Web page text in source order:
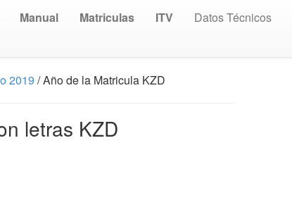
Manual Matriculas ITV Datos Técnicos
2019 / Año de la Matricula KZD
letras KZD